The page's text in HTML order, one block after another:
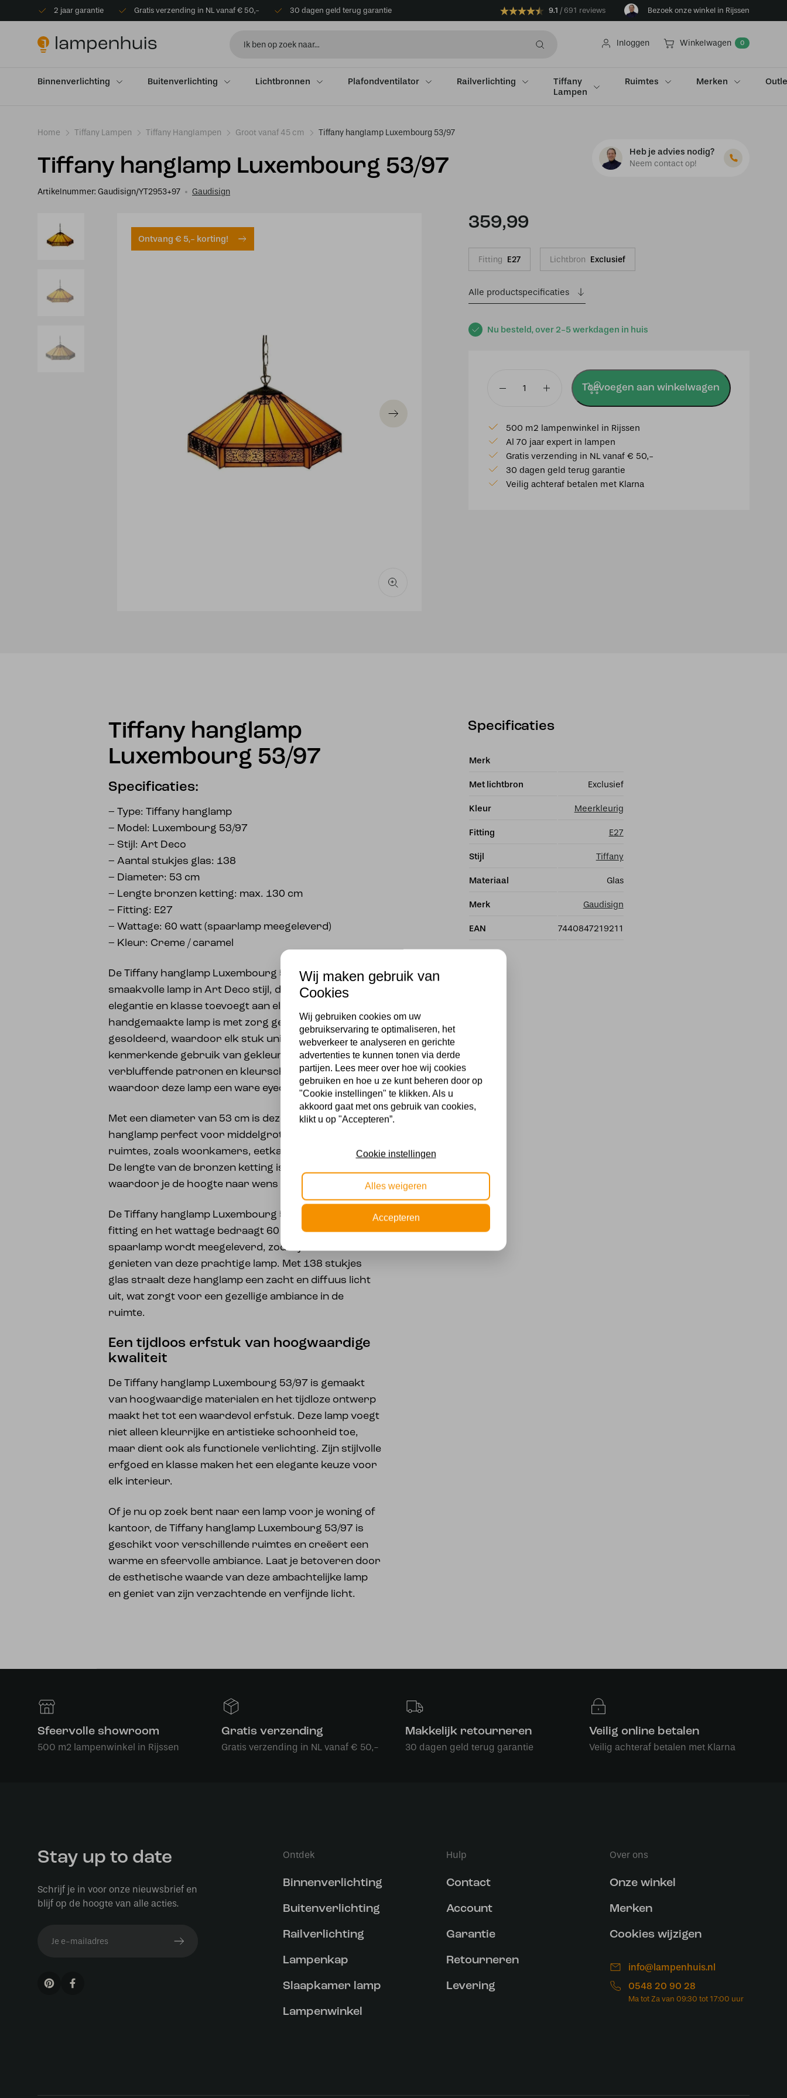
2 jaar garantie Gratis verzending in NL vanaf € 50,- 30 dagen geld terug garantie 9.1 691 reviews Bezoek onze winkel in Rijssen
Inloggen Winkelwagen 0
Binnenverlichting Buitenverlichting Lichtbronnen Plafondventilator Railverlichting
Tiffany
Lampen
Ruimtes Merken
Home Tiffany Lampen Tiffany Hanglampen Groot vanaf 45 cm Tiffany hanglamp Luxembourg 53/97
Tiffany hanglamp Luxembourg 53/97
Artikelnummer: Gaudisign/YT2953+97 Gaudisign
Heb je advies nodig?
Neem contact op!
Ontvang € 5,- korting!
Nu besteld, over 2-5 werkdagen in huis
359,99
Fitting E27 Lichtbron Exclusief
Alle productspecificaties
Luxembourg
53/97
aantal
Toevoegen aan winkelwagen
500 m2 lampenwinkel in Rijssen
Al 70 jaar expert in lampen
Gratis verzending in NL vanaf € 50,-
30 dagen geld terug garantie
Veilig achteraf betalen met Klarna
Tiffany hanglamp
Luxembourg 53/97
Specificaties:
– Type: Tiffany hanglamp
– Model: Luxembourg 53/97
– Stijl: Art Deco
– Aantal stukjes glas: 138
– Diameter: 53 cm
– Lengte bronzen ketting: max. 130 cm
– Fitting: E27
– Wattage: 60 watt (spaarlamp meegeleverd)
– Kleur: Creme / caramel
De Tiffany hanglamp Luxembourg 53/97 is een
smaakvolle lamp in Art Deco stijl, die een vleugje
elegantie en klasse toevoegt aan elk interieur. Deze
handgemaakte lamp is met zorg geassembleerd en
gesoldeerd, waardoor elk stuk uniek is. Het
kenmerkende gebruik van gekleurd glas zorgt voor
verbluffende patronen en kleurschakeringen,
waardoor deze lamp een ware eyecatcher is.
Met een diameter van 53 cm is deze 6-hoekige
hanglamp perfect voor middelgrote tot grote
ruimtes, zoals woonkamers, eetkamers of kantoren.
De lengte van de bronzen ketting is maximaal 130 cm,
waardoor je de hoogte naar wens kunt aanpassen.
De Tiffany hanglamp Luxembourg 53/97 heeft een E27
fitting en het wattage bedraagt 60 watt. Een
spaarlamp wordt meegeleverd, zodat je direct kunt
genieten van deze prachtige lamp. Met 138 stukjes
glas straalt deze hanglamp een zacht en diffuus licht
uit, wat zorgt voor een gezellige ambiance in de
ruimte.
Een tijdloos erfstuk van hoogwaardige
kwaliteit
De Tiffany hanglamp Luxembourg 53/97 is gemaakt
van hoogwaardige materialen en het tijdloze ontwerp
maakt het tot een waardevol erfstuk. Deze lamp voegt
niet alleen kleurrijke en artistieke schoonheid toe,
maar dient ook als functionele verlichting. Zijn stijlvolle
erfgoed en klasse maken het een elegante keuze voor
elk interieur.
Of je nu op zoek bent naar een lamp voor je woning of
kantoor, de Tiffany hanglamp Luxembourg 53/97 is
geschikt voor verschillende ruimtes en creëert een
warme en sfeervolle ambiance. Laat je betoveren door
de esthetische waarde van deze ambachtelijke lamp
en geniet van zijn verzachtende en verfijnde licht.
Specificaties
Merk
Met lichtbron Exclusief
Kleur Meerkleurig
Fitting E27
Stijl Tiffany
Materiaal Glas
Merk Gaudisign
EAN 7440847219211
Sfeervolle showroom
500 m2 lampenwinkel in Rijssen
Gratis verzending
Gratis verzending in NL vanaf € 50,-
Makkelijk retourneren
30 dagen geld terug garantie
Veilig online betalen
Veilig achteraf betalen met Klarna
Stay up to date
Schrijf je in voor onze nieuwsbrief en
blijf op de hoogte van alle acties.
Ontdek
Binnenverlichting
Buitenverlichting
Railverlichting
Lampenkap
Slaapkamer lamp
Lampenwinkel
Hulp
Contact
Account
Garantie
Retourneren
Levering
Over ons
Onze winkel
Merken
Cookies wijzigen
info@lampenhuis.nl
0548 20 90 28
Wij maken gebruik van
Cookies
Wij gebruiken cookies om uw
gebruikservaring te optimaliseren, het
webverkeer te analyseren en gerichte
advertenties te kunnen tonen via derde
partijen. Lees meer over hoe wij cookies
gebruiken en hoe u ze kunt beheren door op
"Cookie instellingen" te klikken. Als u
akkoord gaat met ons gebruik van cookies,
klikt u op "Accepteren”.
Cookie instellingen
Alles weigeren
Accepteren